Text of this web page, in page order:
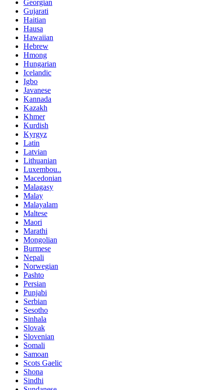
Georgian
Gujarati
Haitian
Hausa
Hawaiian
Hebrew
Hmong
Hungarian
Icelandic
Igbo
Javanese
Kannada
Kazakh
Khmer
Kurdish
Kyrgyz
Latin
Latvian
Lithuanian
Luxembou..
Macedonian
Malagasy
Malay
Malayalam
Maltese
Maori
Marathi
Mongolian
Burmese
Nepali
Norwegian
Pashto
Persian
Punjabi
Serbian
Sesotho
Sinhala
Slovak
Slovenian
Somali
Samoan
Scots Gaelic
Shona
Sindhi